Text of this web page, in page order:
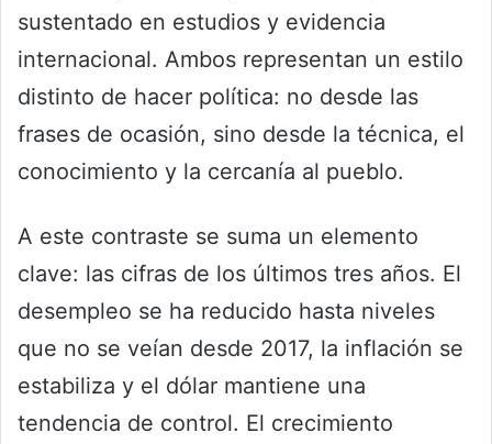
sustentado en estudios y evidencia
internacional. Ambos representan un estilo
distinto de hacer política: no desde las
frases de ocasión, sino desde la técnica, el
conocimiento y la cercanía al pueblo.
A este contraste se suma un elemento
clave: las cifras de los últimos tres años. El
desempleo se ha reducido hasta niveles
que no se veían desde 2017, la inflación se
estabiliza y el dólar mantiene una
tendencia de control. El crecimiento